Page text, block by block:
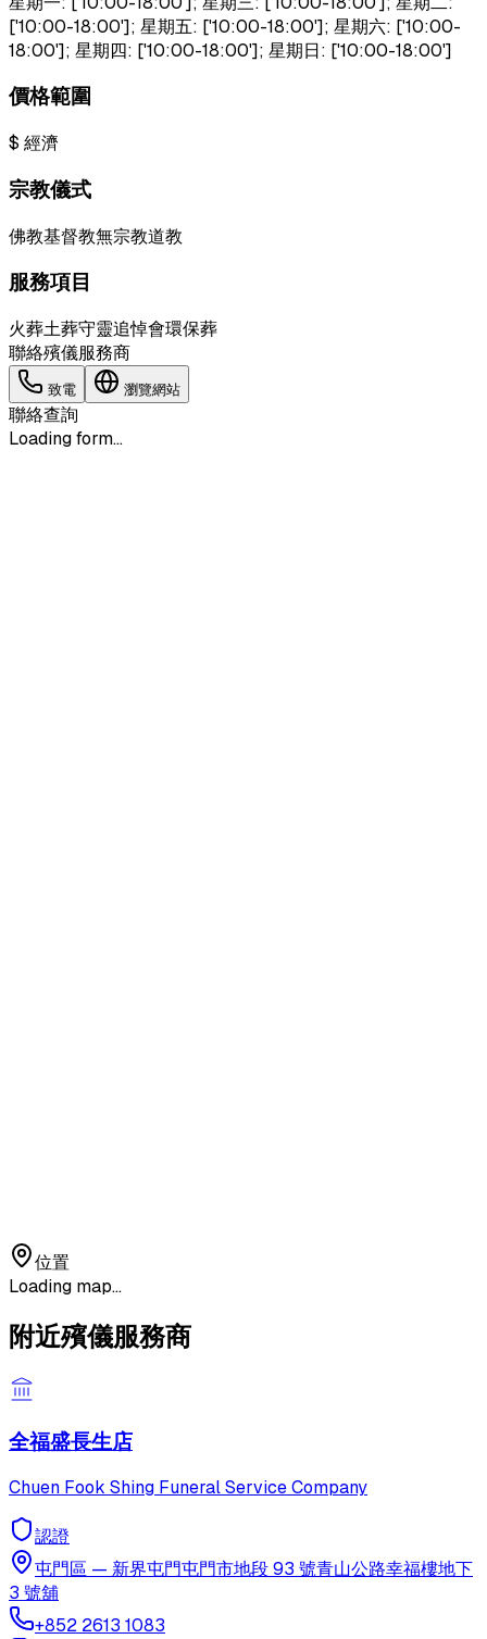
['10:00-18:00']; 星期五: ['10:00-18:00']; 星期六: ['10:00-
18:00']; 星期四: ['10:00-18:00']; 星期日: ['10:00-18:00']
價格範圍
$ 經濟
宗教儀式
佛教基督教無宗教道教
服務項目
火葬土葬守靈追悼會環保葬
聯絡殯儀服務商
致電 瀏覽網站
聯絡查詢
Loading form...
位置
Loading map...
附近殯儀服務商
全福盛長生店
Chuen Fook Shing Funeral Service Company
認證
屯門區 — 新界屯門屯門市地段 93 號青山公路幸福樓地下
3 號舖
+852 2613 1083